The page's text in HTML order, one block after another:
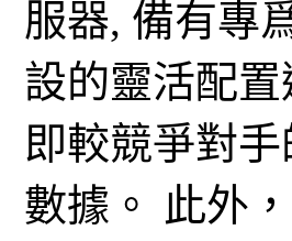
服器, 備有專
設的靈活配
即較競爭對
數據。 此外